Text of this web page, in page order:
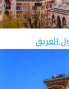
العريق